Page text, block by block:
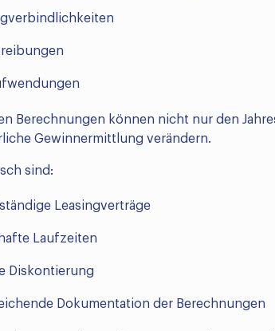
Berechnungen können nicht nur den
Gewinnermittlung verändern.
sind:
Leasingverträge
Laufzeiten
Diskontierung
Dokumentation der Berechnungen